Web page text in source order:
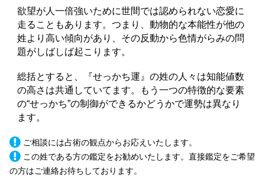
欲望が人一倍強いために世間では認められない恋愛に
走ることもあります。つまり、動物的な本能性が他の
姓より高い傾向があり、その反動から色情がらみの問
題がしばしば起こります。
総括とすると、『せっかち運』の姓の人々は知能値数
の高さは共通していてます。もう一つの特徴的な要素
の“せっかち”の制御ができるかどうかで運勢は異なり
ます。
ご相談には占術の観点からお応えいたします。
この姓である方の鑑定をお勧めいたします。直接鑑定をご希望
の方はご連絡お待ちしております。